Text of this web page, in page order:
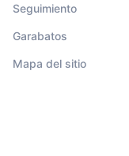
Seguimiento
Garabatos
Mapa del sitio